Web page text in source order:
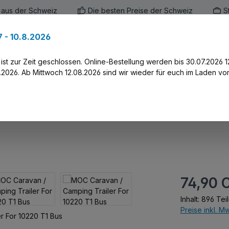
der Schweiz Die besten Preise der Schweiz
Trailer For 10220 T1 Bus
Regulärer
74,90
Inhalt: 896
Preise inkl.
- 10.8.2026
zur Zeit geschlossen. Online-Bestellung werden bis 30.07.2026
Ab Mittwoch 12.08.2026 sind wir wieder für euch im Laden vor